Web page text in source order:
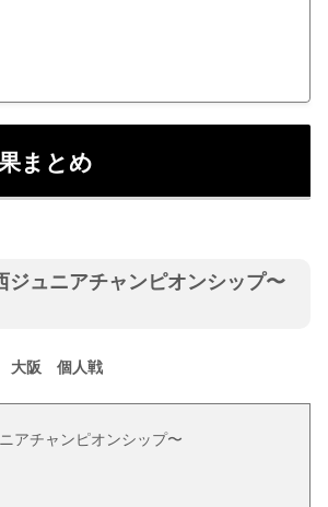
まとめ
ジュニアチャンピオンシップ〜
大阪 個人戦
アチャンピオンシップ〜